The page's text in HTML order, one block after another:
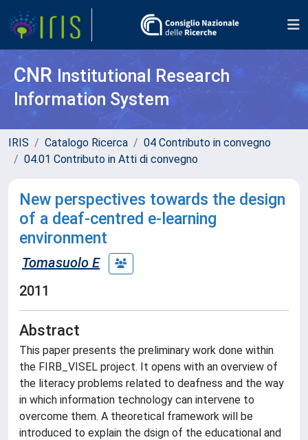
CNR Institutional Research
Information System
IRIS Catalogo Ricerca
04 Contributo in convegno
04.01 Contributo in Atti di convegno
New perspectives towards the design
of a deaf-centred e-learning
environment
Tomasuolo E
2011
Abstract
This paper presents the preliminary work done within
the FIRB_VISEL project. It opens with an overview of
the literacy problems related to deafness and the way
in which information technology can intervene to
overcome them. A theoretical framework will be
introduced to explain the dsign of the educational and